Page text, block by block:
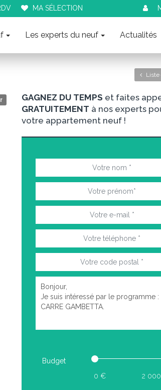
MA SÉLECTION
Les experts du neuf Actualités
Liste
GAGNEZ DU TEMPS et faites
GRATUITEMENT à nos experts
votre appartement neuf !
Budget